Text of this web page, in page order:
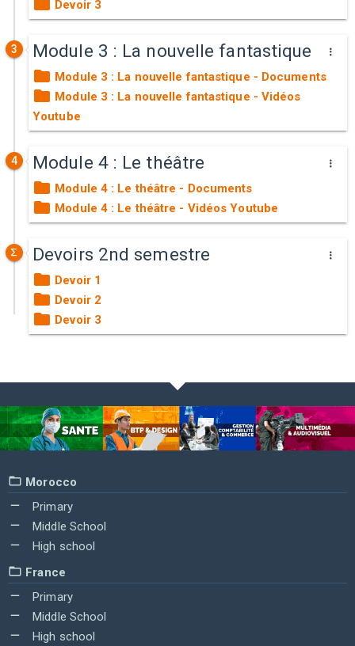
Devoir 3
3 Module 3 : La nouvelle fantastique
Module 3 : La nouvelle fantastique - Documents
Module 3 : La nouvelle fantastique - Vidéos
Youtube
4 Module 4 : Le théâtre
Module 4 : Le théâtre - Documents
Module 4 : Le théâtre - Vidéos Youtube
Devoirs 2nd semestre
Devoir 1
Devoir 2
Devoir 3
Morocco
Primary
Middle School
High school
France
Primary
Middle School
High school